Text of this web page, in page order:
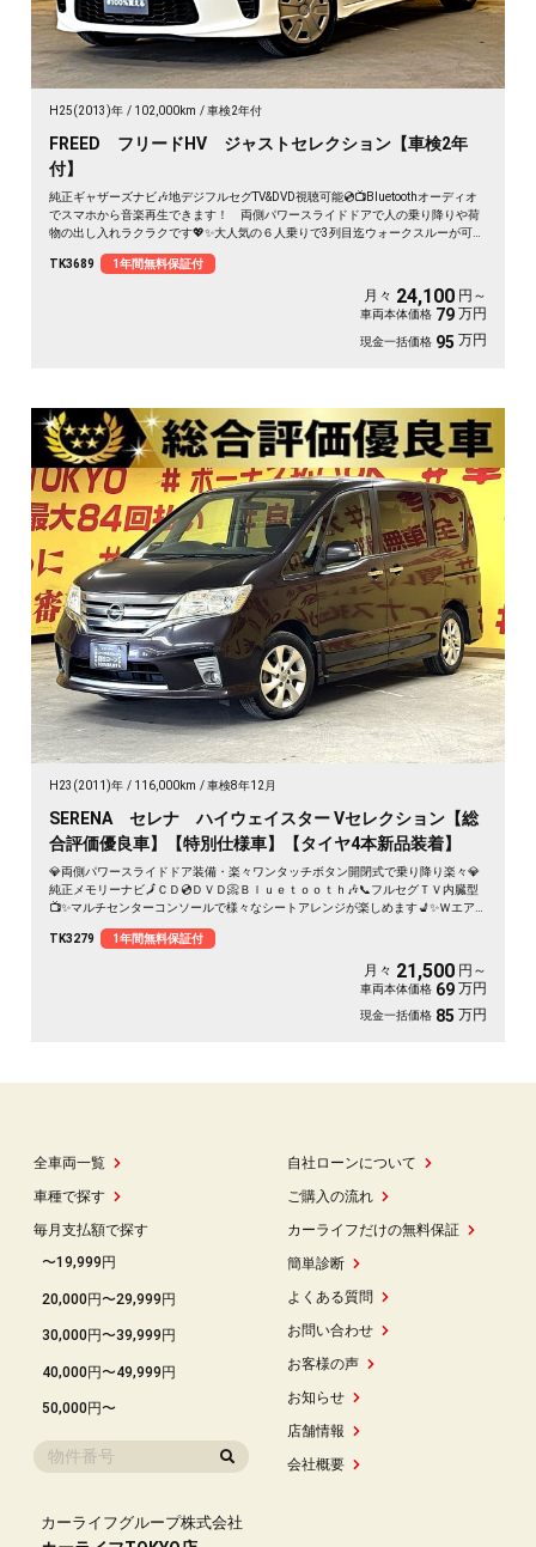
H25(2013)年 102,000km 車検2年付
FREED フリードHV ジャストセレクション【車検2年
付】
純正ギャザーズナビ🎶地デジフルセグTV&DVD視聴可能💿📺Bluetoothオーディオ
でスマホから音楽再生できます！ 両側パワースライドドアで人の乗り降りや荷
物の出し入れラクラクです💖✨大人気の６人乗りで3列目迄ウォークスルーが可能
です😊 夜間でも明るいHIDヘッドライト👀
TK3689 1年間無料保証付
月々 24,100 円～
車両本体価格 79 万円
現金一括価格 95 万円
H23(2011)年 116,000km 車検8年12月
SERENA セレナ ハイウェイスター Vセレクション【総
合評価優良車】【特別仕様車】【タイヤ4本新品装着】
💎両側パワースライドドア装備・楽々ワンタッチボタン開閉式で乗り降り楽々💎
純正メモリーナビ🗾ＣＤ💿ＤＶＤ📀Ｂｌｕｅｔｏｏｔｈ🎶📞フルセグＴＶ内臓型
📺✨マルチセンターコンソールで様々なシートアレンジが楽しめます💺✨Ｗエア
クルーズコントロール付き🚗✨後方視界も良好なバックカメラ📷リアサイドシェ
TK3279 1年間無料保証付
月々 21,500 円～
車両本体価格 69 万円
現金一括価格 85 万円
全車両一覧
車種で探す
毎月支払額で探す
〜19,999円
20,000円〜29,999円
30,000円〜39,999円
40,000円〜49,999円
50,000円〜
自社ローンについて
ご購入の流れ
カーライフだけの無料保証
簡単診断
よくある質問
お問い合わせ
お客様の声
お知らせ
店舗情報
会社概要
カーライフグループ株式会社